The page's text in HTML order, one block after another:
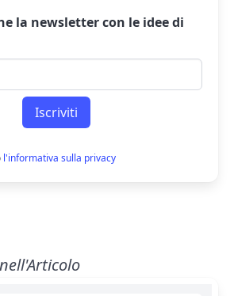
la newslettercon le idee di
Iscriviti
l'informativa sulla privacy